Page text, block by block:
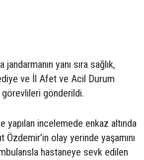
yanı sıra sağlık,
ve İl Afet ve Acil Durum
gönderildi.
yapılan incelemede enkaz altında
Özdemir'in olay yerinde yaşamını
hastaneye sevk edilen